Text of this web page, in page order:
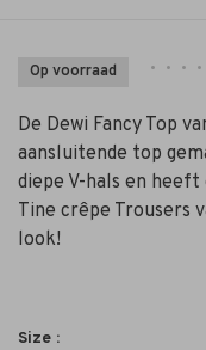
Op voorraad • • • •
De Dewi Fancy Top
aansluitende top
diepe V-hals en
Tine crêpe Trousers
look!
Size :